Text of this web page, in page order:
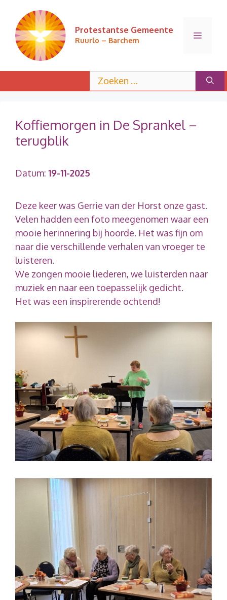
inhoud
Protestantse Gemeente
Ruurlo – Barchem
Menu
naar:
Koffiemorgen in De Sprankel –
terugblik
Datum: 19-11-2025
Deze keer was Gerrie van der Horst onze gast.
Velen hadden een foto meegenomen waar een
mooie herinnering bij hoorde. Het was fijn om
naar die verschillende verhalen van vroeger te
luisteren.
We zongen mooie liederen, we luisterden naar
muziek en naar een toepasselijk gedicht.
Het was een inspirerende ochtend!